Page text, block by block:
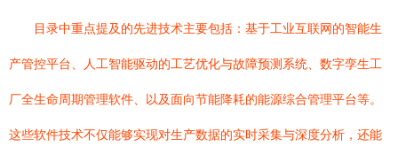
目录中重点提及的先进技术主要包括：基于工业互联网的智能生
产管控平台、人工智能驱动的工艺优化与故障预测系统、数字孪生工
厂全生命周期管理软件、以及面向节能降耗的能源综合管理平台等。
这些软件技术不仅能够实现对生产数据的实时采集与深度分析，还能